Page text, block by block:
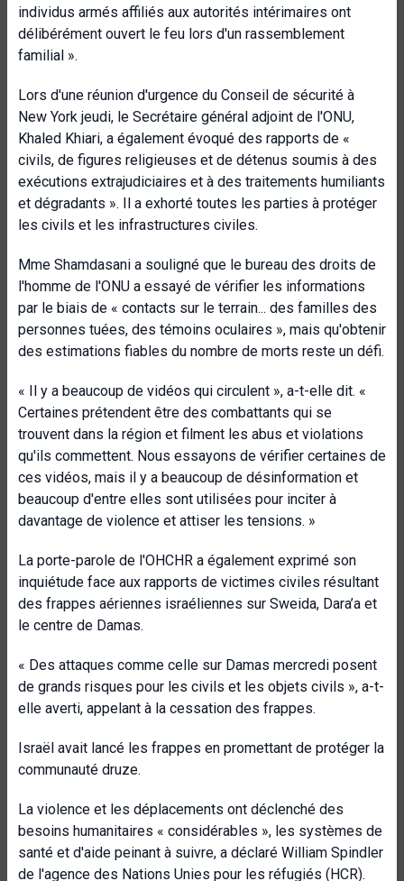
individus armés affiliés aux autorités intérimaires ont
délibérément ouvert le feu lors d'un rassemblement
familial ».
Lors d'une réunion d'urgence du Conseil de sécurité à
New York jeudi, le Secrétaire général adjoint de l'ONU,
Khaled Khiari, a également évoqué des rapports de «
civils, de figures religieuses et de détenus soumis à des
exécutions extrajudiciaires et à des traitements humiliants
et dégradants ». Il a exhorté toutes les parties à protéger
les civils et les infrastructures civiles.
Mme Shamdasani a souligné que le bureau des droits de
l'homme de l'ONU a essayé de vérifier les informations
par le biais de « contacts sur le terrain... des familles des
personnes tuées, des témoins oculaires », mais qu'obtenir
des estimations fiables du nombre de morts reste un défi.
« Il y a beaucoup de vidéos qui circulent », a-t-elle dit. «
Certaines prétendent être des combattants qui se
trouvent dans la région et filment les abus et violations
qu'ils commettent. Nous essayons de vérifier certaines de
ces vidéos, mais il y a beaucoup de désinformation et
beaucoup d'entre elles sont utilisées pour inciter à
davantage de violence et attiser les tensions. »
La porte-parole de l'OHCHR a également exprimé son
inquiétude face aux rapports de victimes civiles résultant
des frappes aériennes israéliennes sur Sweida, Dara’a et
le centre de Damas.
« Des attaques comme celle sur Damas mercredi posent
de grands risques pour les civils et les objets civils », a-t-
elle averti, appelant à la cessation des frappes.
Israël avait lancé les frappes en promettant de protéger la
communauté druze.
La violence et les déplacements ont déclenché des
besoins humanitaires « considérables », les systèmes de
santé et d'aide peinant à suivre, a déclaré William Spindler
de l'agence des Nations Unies pour les réfugiés (HCR).